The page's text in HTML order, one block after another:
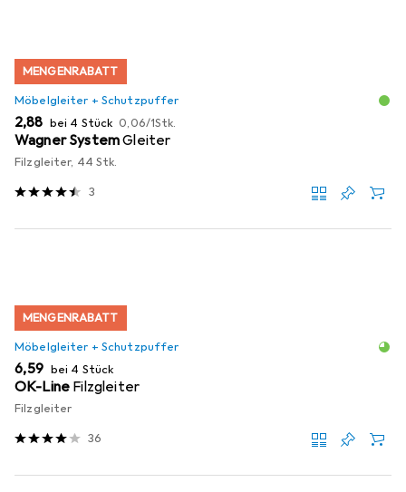
MENGENRABATT
Möbelgleiter + Schutzpuffer
EUR
2,88 bei 4 Stück EUR
0,06/1Stk.
Wagner SystemGleiter
Filzgleiter, 44 Stk.
3
MENGENRABATT
Möbelgleiter + Schutzpuffer
EUR
6,59 bei 4 Stück
OK-Line Filzgleiter
Filzgleiter
36